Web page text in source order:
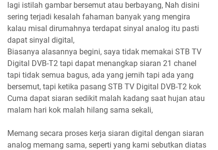
lagi istilah gambar bersemut atau berbayang, Nah disini
sering terjadi kesalah fahaman banyak yang mengira
kalau misal dirumahnya terdapat sinyal analog itu pasti
dapat sinyal digital,
Biasanya alasannya begini, saya tidak memakai STB TV
Digital DVB-T2 tapi dapat menangkap siaran 21 chanel
tapi tidak semua bagus, ada yang jernih tapi ada yang
bersemut, tapi ketika pasang STB TV Digital DVB-T2 kok
Cuma dapat siaran sedikit malah kadang saat hujan atau
malam hari kok malah hilang sama sekali,
Memang secara proses kerja siaran digital dengan siaran
analog memang sama, seperti yang kami sebutkan diatas